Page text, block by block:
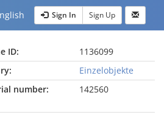
Sign In Sign Up
ID:
1136099
Einzelobjekte
number:
142560